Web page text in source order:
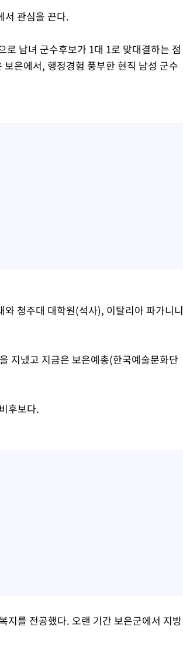
서 관심을 끈다.
남녀 군수후보가 1대 1로 맞대결하는 점
은에서, 행정경험 풍부한 현직 남성 군수
청주대 대학원(석사), 이탈리아 파가니니
지냈고 지금은 보은예총(한국예술문화단
후보다.
지를 전공했다. 오랜 기간 보은군에서 지방